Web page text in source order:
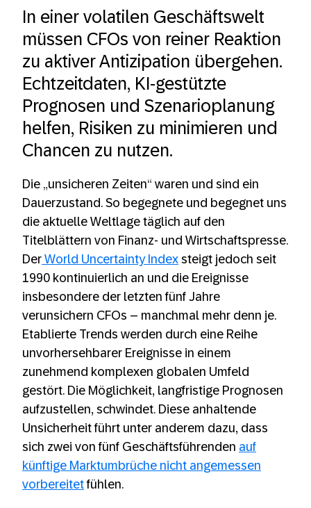
In einer volatilen Geschäftswelt
müssen CFOs von reiner Reaktion
zu aktiver Antizipation übergehen.
Echtzeitdaten, KI-gestützte
Prognosen und Szenarioplanung
helfen, Risiken zu minimieren und
Chancen zu nutzen.
Die „unsicheren Zeiten“ waren und sind ein
Dauerzustand. So begegnete und begegnet uns
die aktuelle Weltlage täglich auf den
Titelblättern von Finanz- und Wirtschaftspresse.
Der World Uncertainty Index steigt jedoch seit
1990 kontinuierlich an und die Ereignisse
insbesondere der letzten fünf Jahre
verunsichern CFOs – manchmal mehr denn je.
Etablierte Trends werden durch eine Reihe
unvorhersehbarer Ereignisse in einem
zunehmend komplexen globalen Umfeld
gestört. Die Möglichkeit, langfristige Prognosen
aufzustellen, schwindet. Diese anhaltende
Unsicherheit führt unter anderem dazu, dass
sich zwei von fünf Geschäftsführenden auf
künftige Marktumbrüche nicht angemessen
vorbereitetfühlen.